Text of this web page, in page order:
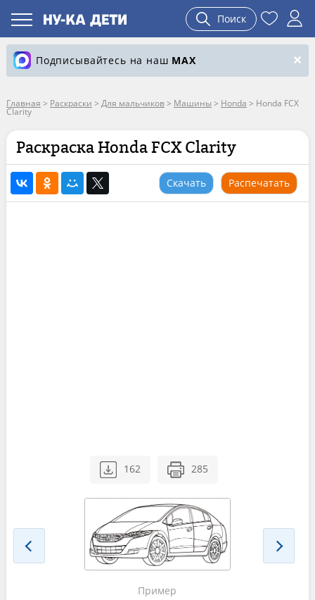
Поиск
Подписывайтесь на наш MAX
Главная > Раскраски > Для мальчиков> Машины > Honda > Honda FCX
Clarity
Раскраска Honda FCX Clarity
Скачать Распечатать
162 285
Пример